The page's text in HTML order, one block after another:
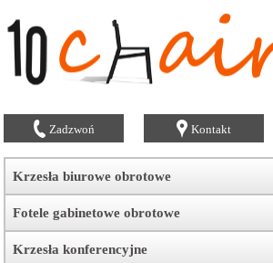
Zadzwoń Kontakt
Krzesła biurowe obrotowe
Fotele gabinetowe obrotowe
Krzesła konferencyjne